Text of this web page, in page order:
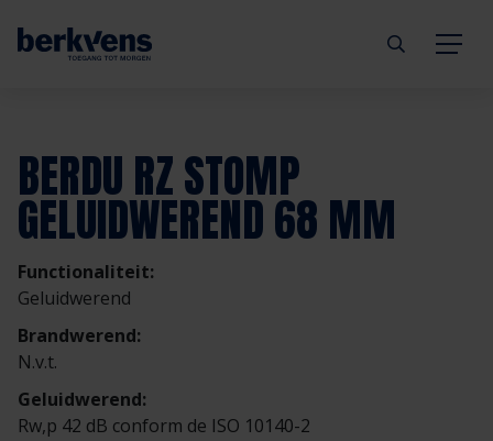
Deuren
Kozijnen
Hang- & sluitwerk
Diensten
Eengezinswoning
Meergezinswoning
Utiliteitsgebouw
Prefab woning
Aannemer
Architect
Projectontwikkelaar
Handelspartner
Inbraakwerend
Brandwerend
Geluidwerend
Rookwerend
mijndeur.nl
Webshop
Inspiratie
Verkooppunten
Blog
Organisatie
Duurzaamheid
GND Garantiedeuren
BERDU RZ STOMP
GELUIDWEREND 68 MM
Functionaliteit:
Geluidwerend
Brandwerend:
N.v.t.
Geluidwerend:
Rw,p 42 dB conform de ISO 10140-2